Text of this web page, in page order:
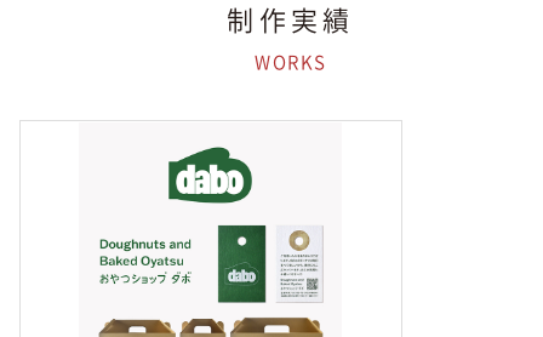
制作実績
WORKS